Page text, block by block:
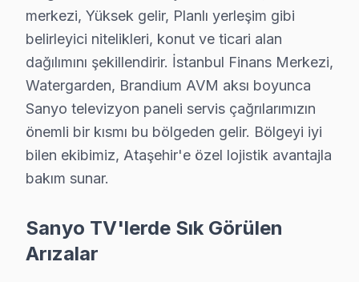
Ataşehir'de Sanyo LED TV servis sürecimiz nasıl
İletişim: Metrobüs ve E-5 Karayolu güzergahı
Teşhis: Sanyo görüntüleme sistemi'niz için ücretsiz
Onarım ve teslim: Onaylanan işlem Finans merkezi
Ataşehir Sanyo TV Servisi – Sık Sorulan
S: Ataşehir'de sabah aradığımda aynı gün servis
S: Ataşehir'de servis ücreti ödenmesine nasıl karar
C: Ataşehir servisimizde arıza tespiti sonrası,
merkezi, Yüksek gelir, Planlı yerleşim gibi
belirleyici nitelikleri, konut ve ticari alan
dağılımını şekillendirir. İstanbul Finans Merkezi,
Watergarden, Brandium AVM aksı boyunca
Sanyo televizyon paneli servis çağrılarımızın
önemli bir kısmı bu bölgeden gelir. Bölgeyi iyi
bilen ekibimiz, Ataşehir'e özel lojistik avantajla
bakım sunar.
Sanyo TV'lerde Sık Görülen
Arızalar